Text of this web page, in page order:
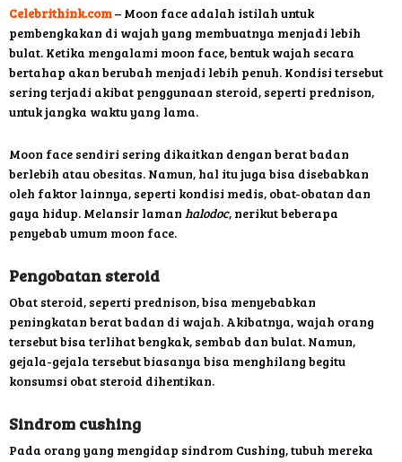
Celebrithink.com– Moon face adalah istilah untuk
pembengkakan di wajah yang membuatnya menjadi lebih
bulat. Ketika mengalami moon face, bentuk wajah secara
bertahap akan berubah menjadi lebih penuh. Kondisi tersebut
sering terjadi akibat penggunaan steroid, seperti prednison,
untuk jangka waktu yang lama.
Moon face sendiri sering dikaitkan dengan berat badan
berlebih atau obesitas. Namun, hal itu juga bisa disebabkan
oleh faktor lainnya, seperti kondisi medis, obat-obatan dan
gaya hidup. Melansir laman halodoc, nerikut beberapa
penyebab umum moon face.
Pengobatan steroid
Obat steroid, seperti prednison, bisa menyebabkan
peningkatan berat badan di wajah. Akibatnya, wajah orang
tersebut bisa terlihat bengkak, sembab dan bulat. Namun,
gejala-gejala tersebut biasanya bisa menghilang begitu
konsumsi obat steroid dihentikan.
Sindrom cushing
Pada orang yang mengidap sindrom Cushing, tubuh mereka